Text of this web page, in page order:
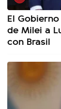
El
de Milei a
con Brasil